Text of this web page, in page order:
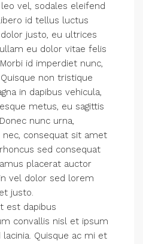
vel, sodales eleifend
id tellus luctus
justo, eu ultrices
eu dolor vitae felis
id imperdiet nunc,
non tristique
in dapibus vehicula,
metus, eu sagittis
nunc urna,
consequat sit amet
sed consequat
placerat auctor
vel dolor sed lorem
justo.
est dapibus
convallis nisl et ipsum
Quisque ac mi et